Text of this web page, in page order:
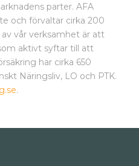
parter. AFA
och förvaltar cirka 200
vår verksamhet är att
aktivt syftar till att
har cirka 650
Näringsliv, LO och PTK.
.